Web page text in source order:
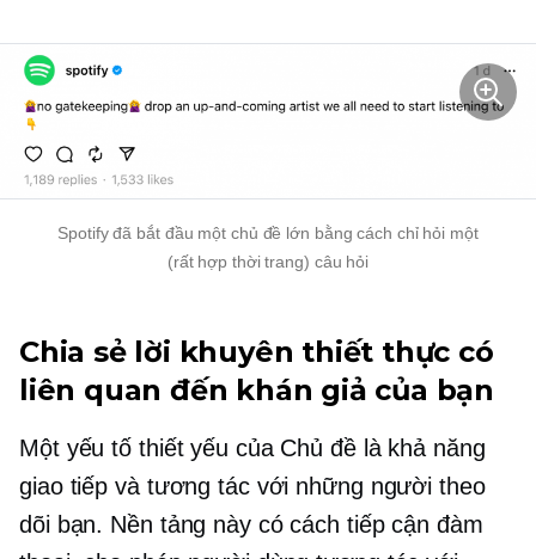
Spotify đã bắt đầu một chủ đề lớn bằng cách chỉ hỏi một
(rất hợp thời trang) câu hỏi
Chia sẻ lời khuyên thiết thực có
liên quan đến khán giả của bạn
Một yếu tố thiết yếu của Chủ đề là khả năng
giao tiếp và tương tác với những người theo
dõi bạn. Nền tảng này có cách tiếp cận đàm